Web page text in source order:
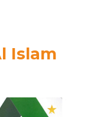
Islam